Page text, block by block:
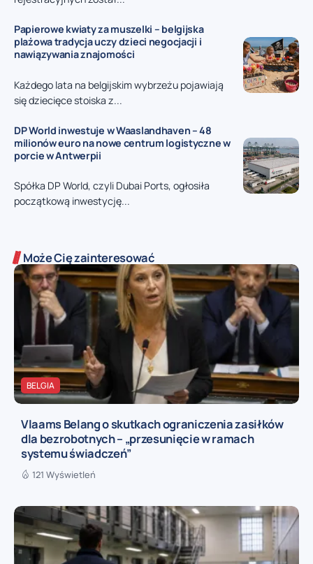
Papierowe kwiaty za muszelki – belgijska
plażowa tradycja uczy dzieci negocjacji i
nawiązywania znajomości
Każdego lata na belgijskim wybrzeżu pojawiają
się dziecięce stoiska z...
DP World inwestuje w Waaslandhaven – 48
milionów euro na nowe centrum logistyczne w
porcie w Antwerpii
Spółka DP World, czyli Dubai Ports, ogłosiła
początkową inwestycję...
Może Cię zainteresować
BELGIA
Vlaams Belang o skutkach ograniczenia zasiłków
dla bezrobotnych – „przesunięcie w ramach
systemu świadczeń”
121 Wyświetleń